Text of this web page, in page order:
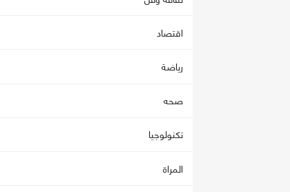
اقتصاد
رياضة
صحه
تكنولوجيا
المراة